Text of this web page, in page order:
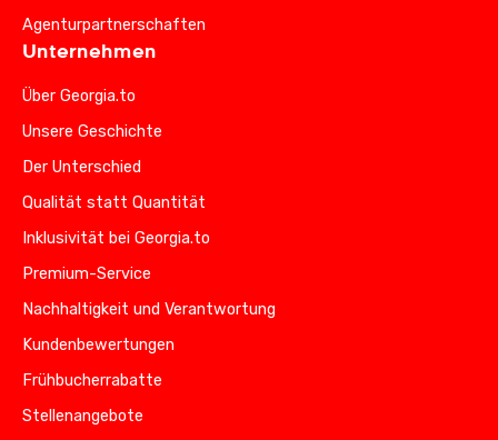
Agenturpartnerschaften
Unternehmen
Über Georgia.to
Unsere Geschichte
Der Unterschied
Qualität statt Quantität
Inklusivität bei Georgia.to
Premium-Service
Nachhaltigkeit und Verantwortung
Kundenbewertungen
Frühbucherrabatte
Stellenangebote